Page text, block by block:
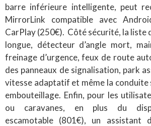
barre inférieure intelligente, peut
MirrorLink compatible avec
CarPlay (250€). Côté sécurité, la liste
longue, détecteur d’angle mort,
freinage d’urgence, feux de route
des panneaux de signalisation, park
vitesse adaptatif et même la conduite
embouteillage. Enfin, pour les
ou caravanes, en plus du
escamotable (801€), un assistant